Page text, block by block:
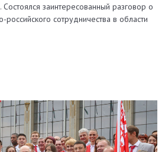
Состоялся заинтересованный разговор о
российского сотрудничества в области